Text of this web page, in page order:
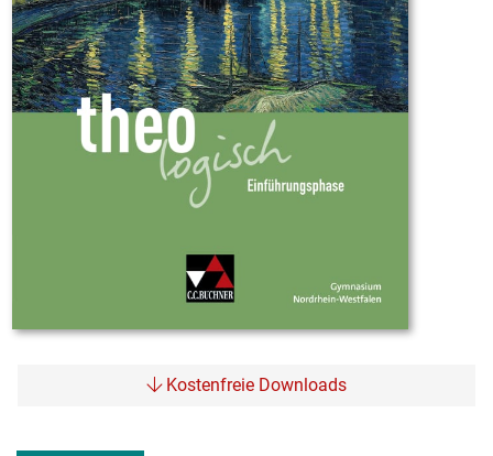
Kostenfreie Downloads